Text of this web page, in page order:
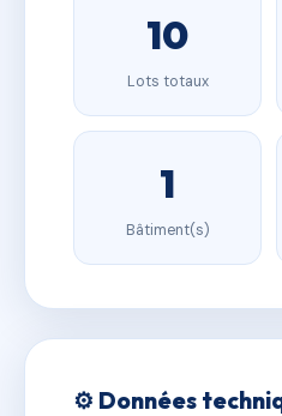
10
Lots totaux
1
Bâtiment(s)
⚙️ Données